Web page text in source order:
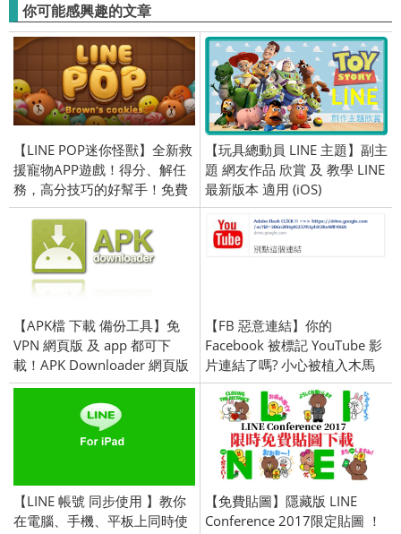
你可能感興趣的文章
【LINE POP迷你怪獸】全新救
援寵物APP遊戲！得分、解任
務，高分技巧的好幫手！免費
下載(Android / iOS)
【玩具總動員 LINE 主題】副主
題 網友作品 欣賞 及 教學 LINE
最新版本 適用 (iOS)
【APK檔 下載 備份工具】免
VPN 網頁版 及 app 都可下
載！APK Downloader 網頁版
／APK 抽取-App Extraction
【FB 惡意連結】你的
Facebook 被標記 YouTube 影
片連結了嗎? 小心被植入木馬
病毒!
【LINE 帳號 同步使用 】教你
在電腦、手機、平板上同時使
【免費貼圖】隱藏版 LINE
Conference 2017限定貼圖 ！